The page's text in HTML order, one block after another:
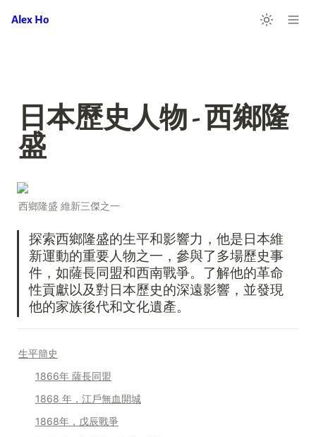
Alex Ho
日本歷史人物 - 西鄉隆
盛
西鄉隆盛 維新三傑之一
探索西鄉隆盛的生平和影響力，他是日本維
新運動的重要人物之一，參與了多場歷史事
件，如薩長同盟和西南戰爭。了解他的革命
性貢獻以及對日本歷史的深遠影響，並發現
他的家族後代和文化遺產。
生平簡史
1866年 薩長同盟
1868 年，江戶無血開城
1868年，戊辰戰爭